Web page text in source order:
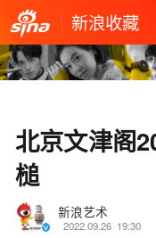
新浪收藏
北京文津阁
槌
新浪艺术
2022.09.26 19:30